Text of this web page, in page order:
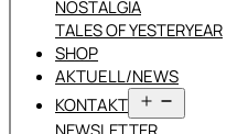
NOSTALGIA
TALES OF YESTERYEAR
SHOP
AKTUELL/NEWS
KONTAKT
öffnen
NEWSLETTER